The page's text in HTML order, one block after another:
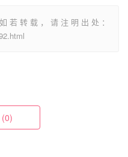
若转载，请注明出处：
(0)